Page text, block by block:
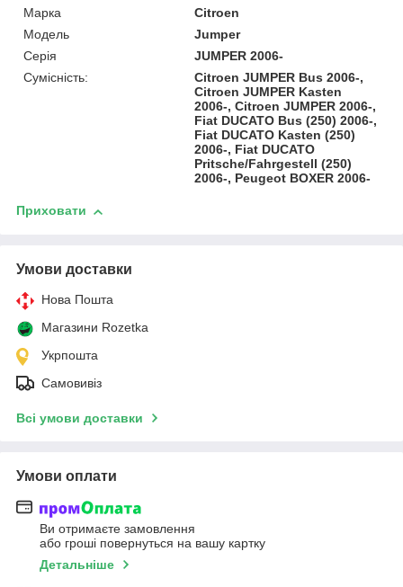
Марка
Citroen
Модель
Jumper
Серія
JUMPER 2006-
Сумісність:
Citroen JUMPER Bus 2006-,
Citroen JUMPER Kasten
2006-, Citroen JUMPER 2006-,
Fiat DUCATO Bus (250) 2006-,
Fiat DUCATO Kasten (250)
2006-, Fiat DUCATO
Pritsche/Fahrgestell (250)
2006-, Peugeot BOXER 2006-
Приховати
Умови доставки
Нова Пошта
Магазини Rozetka
Укрпошта
Самовивіз
Всі умови доставки
Умови оплати
Ви отримаєте замовлення
або гроші повернуться на вашу картку
Детальніше